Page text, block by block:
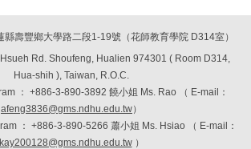
豐鄉大學路二段1-19號（花師教育學院 D314室）
Rd. Shoufeng, Hualien 974301 ( Room D314,
Hua-shih ), Taiwan, R.O.C.
： +886-3-890-3892 饒小姐 Ms. Rao （ E-mail：
afeng3836@gms.ndhu.edu.tw）
： +886-3-890-5266 蕭小姐 Ms. Hsiao （ E-mail：
kay200128@gms.ndhu.edu.tw）